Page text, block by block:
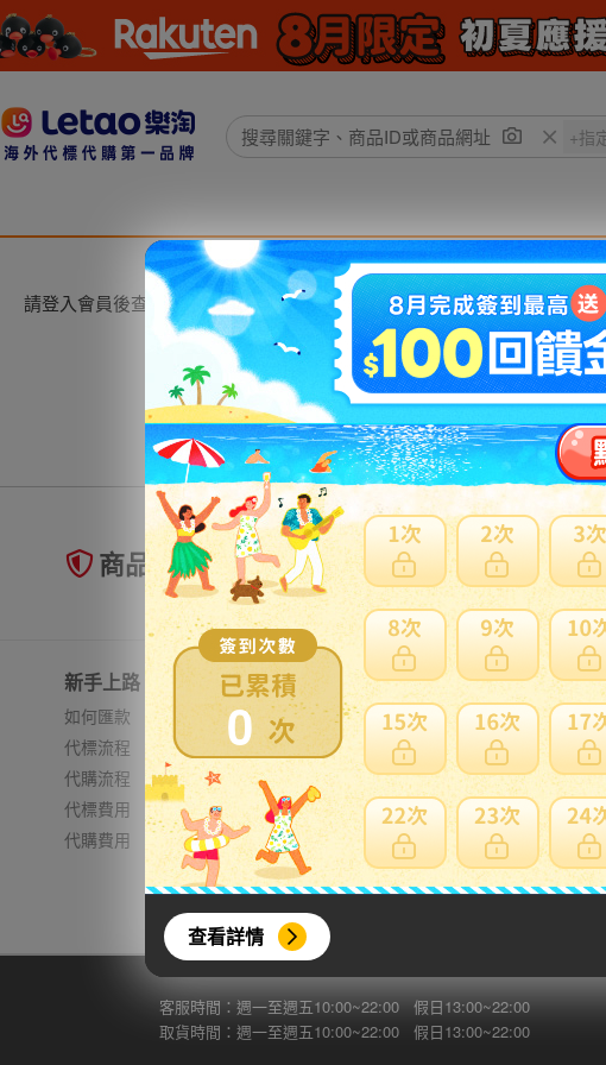
0
查看詳情
請登入會員後查看。
商品未到貨全額理賠 賣家寄
新手上路
如何匯款
代標流程
代購流程
代標費用
代購費用
常見問題
日本郵資
無法進口
費用試算
加強包裝
客服時間：週一至週五10:00~22:00 假日13:00~22:00
取貨時間：週一至週五10:00~22:00 假日13:00~22:00